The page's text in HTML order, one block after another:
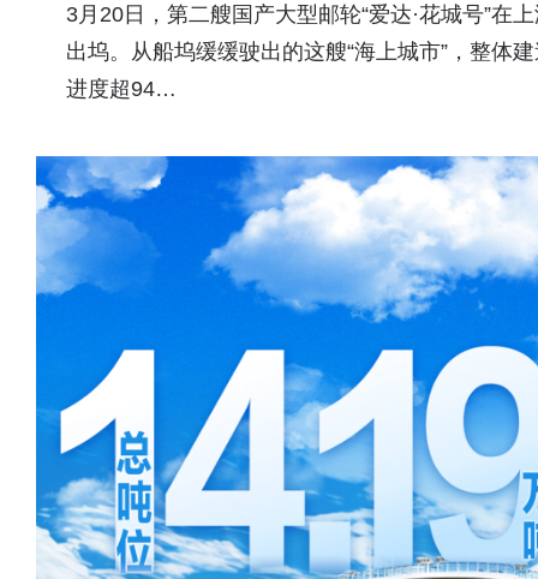
3月20日，第二艘国产大型邮轮“爱达·花城号”在
出坞。从船坞缓缓驶出的这艘“海上城市”，整体
进度超94…